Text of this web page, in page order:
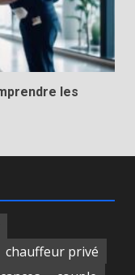
les
chauffeur privé